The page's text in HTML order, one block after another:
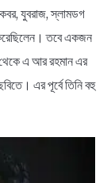
যুবরাজ, স্লামডগ
করেছিলেন। তবে একজন
থেকে এ আর রহমান এর
এর পূর্বে তিনি বহু